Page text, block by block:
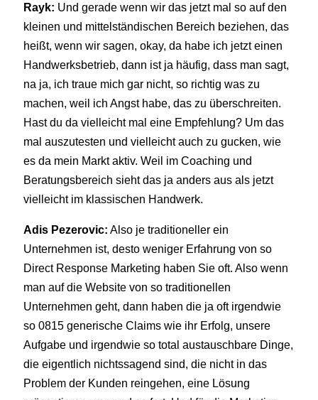
Rayk: Und gerade wenn wir das jetzt mal so auf den
kleinen und mittelständischen Bereich beziehen, das
heißt, wenn wir sagen, okay, da habe ich jetzt einen
Handwerksbetrieb, dann ist ja häufig, dass man sagt,
na ja, ich traue mich gar nicht, so richtig was zu
machen, weil ich Angst habe, das zu überschreiten.
Hast du da vielleicht mal eine Empfehlung? Um das
mal auszutesten und vielleicht auch zu gucken, wie
es da mein Markt aktiv. Weil im Coaching und
Beratungsbereich sieht das ja anders aus als jetzt
vielleicht im klassischen Handwerk.
Adis Pezerovic: Also je traditioneller ein
Unternehmen ist, desto weniger Erfahrung von so
Direct Response Marketing haben Sie oft. Also wenn
man auf die Website von so traditionellen
Unternehmen geht, dann haben die ja oft irgendwie
so 0815 generische Claims wie ihr Erfolg, unsere
Aufgabe und irgendwie so total austauschbare Dinge,
die eigentlich nichtssagend sind, die nicht in das
Problem der Kunden reingehen, eine Lösung